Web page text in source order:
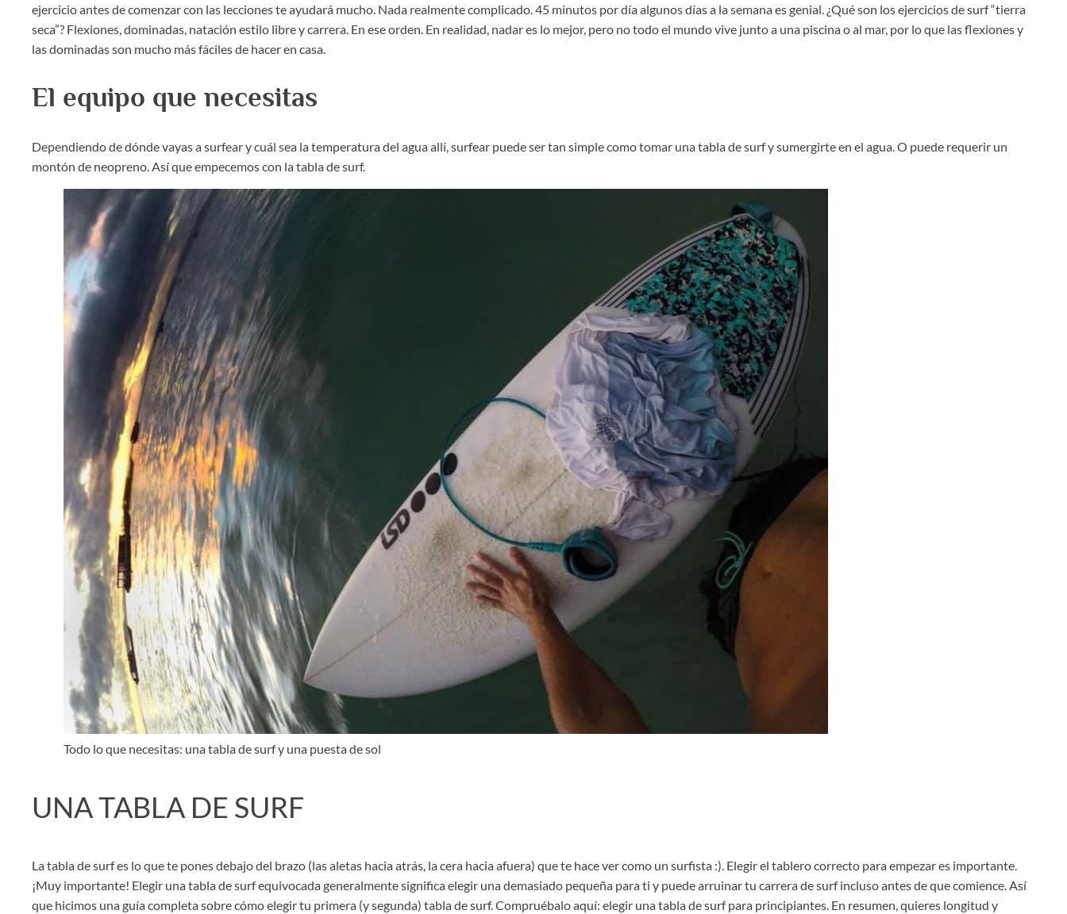
ejercicio antes de comenzar con las lecciones te ayudará mucho. Nada realmente complicado. 45 minutos por día algunos días a la semana es genial. ¿Qué son los ejercicios de surf “tierra
seca”? Flexiones, dominadas, natación estilo libre y carrera. En ese orden. En realidad, nadar es lo mejor, pero no todo el mundo vive junto a una piscina o al mar, por lo que las flexiones y
las dominadas son mucho más fáciles de hacer en casa.
El equipo que necesitas
Dependiendo de dónde vayas a surfear y cuál sea la temperatura del agua allí, surfear puede ser tan simple como tomar una tabla de surf y sumergirte en el agua. O puede requerir un
montón de neopreno. Así que empecemos con la tabla de surf.
Todo lo que necesitas: una tabla de surf y una puesta de sol
UNA TABLA DE SURF
La tabla de surf es lo que te pones debajo del brazo (las aletas hacia atrás, la cera hacia afuera) que te hace ver como un surfista :). Elegir el tablero correcto para empezar es importante.
¡Muy importante! Elegir una tabla de surf equivocada generalmente significa elegir una demasiado pequeña para ti y puede arruinar tu carrera de surf incluso antes de que comience. Así
que hicimos una guía completa sobre cómo elegir tu primera (y segunda) tabla de surf. Compruébalo aquí: elegir una tabla de surf para principiantes. En resumen, quieres longitud y